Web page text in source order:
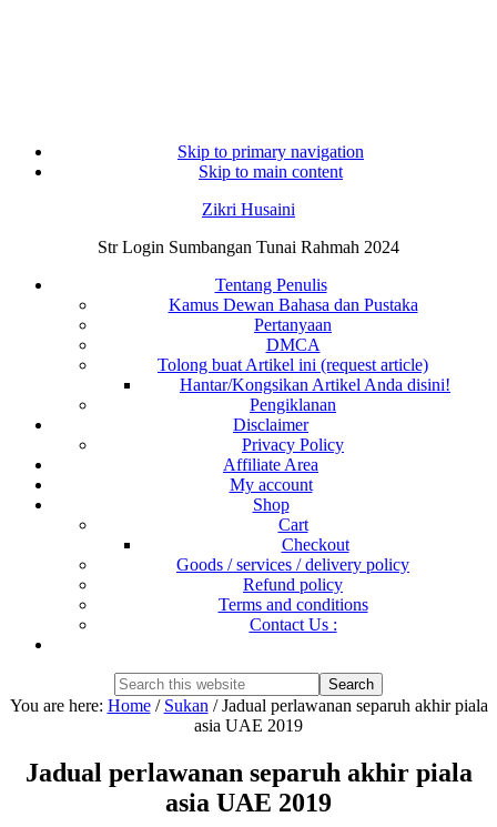
Skip to primary navigation
Skip to main content
Zikri Husaini
Str Login Sumbangan Tunai Rahmah 2024
Tentang Penulis
Kamus Dewan Bahasa dan Pustaka
Pertanyaan
DMCA
Tolong buat Artikel ini (request article)
Hantar/Kongsikan Artikel Anda disini!
Pengiklanan
Disclaimer
Privacy Policy
Affiliate Area
My account
Shop
Cart
Checkout
Goods / services / delivery policy
Refund policy
Terms and conditions
Contact Us :
Search
this
Hide
Search
You are here: Home / Sukan /Jadual perlawanan separuh akhir piala
asia UAE 2019
Jadual perlawanan separuh akhir piala
asia UAE 2019